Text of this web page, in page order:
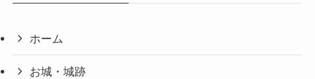
ホーム
お城・城跡